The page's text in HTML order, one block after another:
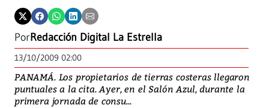
PorRedacción Digital La Estrella
13/10/2009 02:00
PANAMÁ. Los propietarios de tierras costeras llegaron
puntuales a la cita. Ayer, en el Salón Azul, durante la
primera jornada de consu...